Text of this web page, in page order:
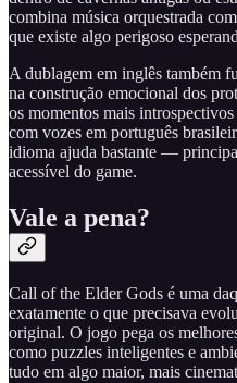
combina música orquestrada
que existe algo perigoso
A dublagem em inglês também
na construção emocional dos
os momentos mais
com vozes em português
idioma ajuda bastante —
acessível do game.
Vale a pena?
Call of the Elder Gods é uma
exatamente o que precisava
original. O jogo pega os
como puzzles inteligentes e
tudo em algo maior, mais